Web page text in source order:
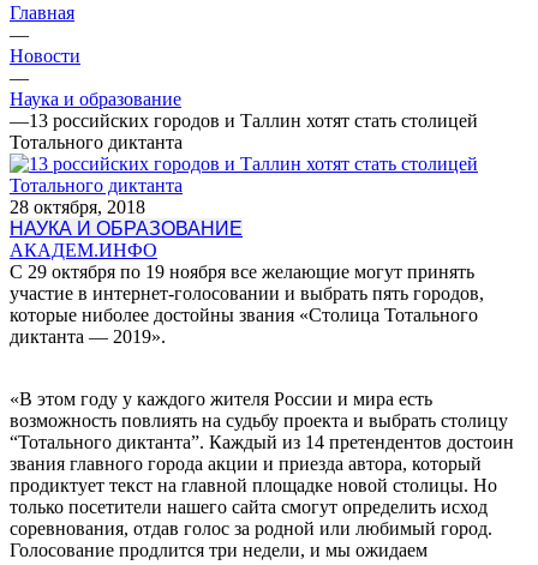
Главная
—
Новости
—
Наука и образование
—13 российских городов и Таллин хотят стать столицей
Тотального диктанта
28 октября, 2018
НАУКА И ОБРАЗОВАНИЕ
АКАДЕМ.ИНФО
С 29 октября по 19 ноября все желающие могут принять
участие в интернет-голосовании и выбрать пять городов,
которые ниболее достойны звания «Столица Тотального
диктанта — 2019».
«В этом году у каждого жителя России и мира есть
возможность повлиять на судьбу проекта и выбрать столицу
“Тотального диктанта”. Каждый из 14 претендентов достоин
звания главного города акции и приезда автора, который
продиктует текст на главной площадке новой столицы. Но
только посетители нашего сайта смогут определить исход
соревнования, отдав голос за родной или любимый город.
Голосование продлится три недели, и мы ожидаем